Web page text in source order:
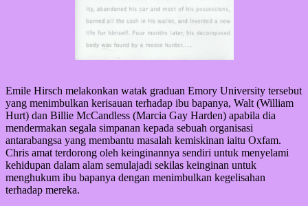
Emile Hirsch melakonkan watak graduan Emory University tersebut
yang menimbulkan kerisauan terhadap ibu bapanya, Walt (William
Hurt) dan Billie McCandless (Marcia Gay Harden) apabila dia
mendermakan segala simpanan kepada sebuah organisasi
antarabangsa yang membantu masalah kemiskinan iaitu Oxfam.
Chris amat terdorong oleh keinginannya sendiri untuk menyelami
kehidupan dalam alam semulajadi sekilas keinginan untuk
menghukum ibu bapanya dengan menimbulkan kegelisahan
terhadap mereka.